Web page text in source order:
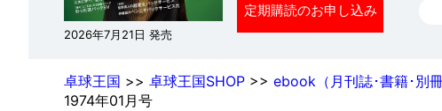
2026年7月21日 発売
定期購読のお申し込み
卓球王国 >> 卓球王国SHOP >> ebook（月刊誌･書籍･別
1974年01月号